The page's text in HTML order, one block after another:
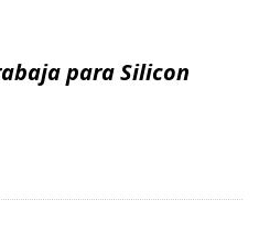
para Silicon